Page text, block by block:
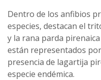
Dentro de los anfibios
especies, destacan el
y la rana parda pirenaica
están representados
presencia de lagartija
especie endémica.